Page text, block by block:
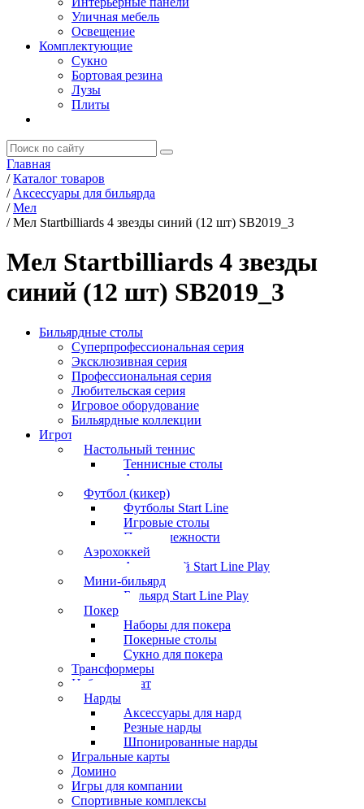
Уличная мебель
Освещение
Комплектующие
Сукно
Бортовая резина
Лузы
Плиты
Главная
/ Каталог товаров
/ Аксессуары для бильярда
/ Мел
/ Мел Startbilliards 4 звезды синий (12 шт) SB2019_3
Мел Startbilliards 4 звезды
синий (12 шт) SB2019_3
Бильярдные столы
Суперпрофессиональная серия
Эксклюзивная серия
Профессиональная серия
Любительская серия
Игровое оборудование
Бильярдные коллекции
Игротека
Настольный теннис
Теннисные столы
Аксессуары
Футбол (кикер)
Футболы Start Line
Игровые столы
Принадлежности
Аэрохоккей
Аэрохоккей Start Line Play
Мини-бильярд
Бильярд Start Line Play
Покер
Наборы для покера
Покерные столы
Сукно для покера
Трансформеры
Набор шахмат
Нарды
Аксессуары для нард
Резные нарды
Шпонированные нарды
Игральные карты
Домино
Игры для компании
Спортивные комплексы